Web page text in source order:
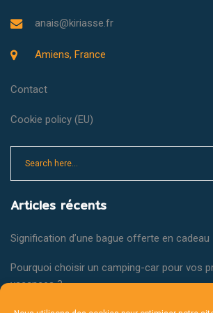
anais@kiriasse.fr
Amiens, France
Contact
Cookie policy (EU)
Articles récents
Signification d’une bague offerte en cadeau
Pourquoi choisir un camping-car pour vos
vacances ?